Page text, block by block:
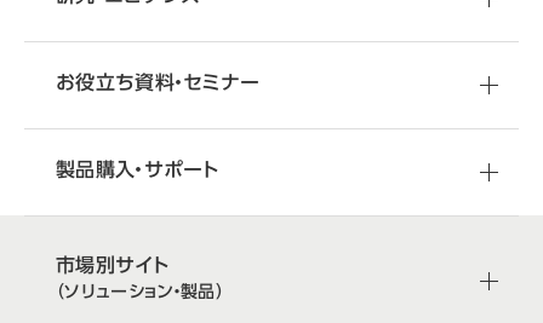
お役立ち資料・セミナー
製品購入・サポート
市場別サイト
（ソリューション・製品）